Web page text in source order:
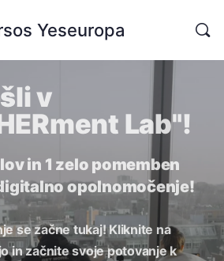
Yeseuropa
v
Lab"!
in 1 zelo pomemben
opolnomočenje!
se začne tukaj! Kliknite na
in začnite svoje potovanje k